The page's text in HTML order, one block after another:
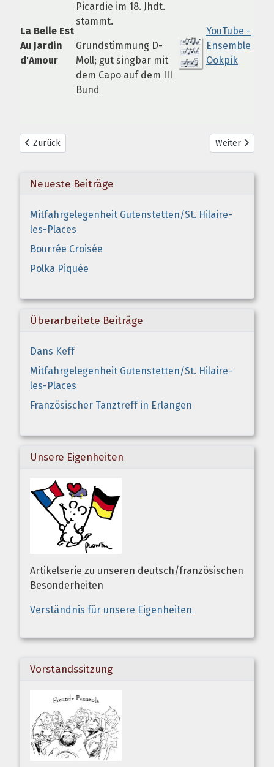
Vorstandssitzung
La Belle Est
Au Jardin
d'Amour
Picardie im 18. Jhdt.
stammt.
Grundstimmung D-
Moll; gut singbar mit
dem Capo auf dem III
Bund
YouTube -
Ensemble
Ookpik
Vorheriger Beitrag: Chansons 20Jhdt
Zurück Nächster
Weiter
Neueste Beiträge
Mitfahrgelegenheit Gutenstetten/St. Hilaire-
les-Places
Bourrée Croisée
Polka Piquée
Überarbeitete Beiträge
Dans Keff
Mitfahrgelegenheit Gutenstetten/St. Hilaire-
les-Places
Französischer Tanztreff in Erlangen
Unsere Eigenheiten
Artikelserie zu unseren deutsch/französischen
Besonderheiten
Verständnis für unsere Eigenheiten